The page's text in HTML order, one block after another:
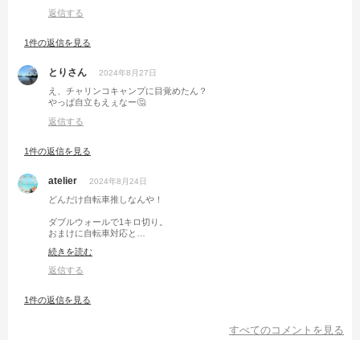
返信する
1件の返信を見る
とりさん 2024年8月27日
え、チャリンコキャンプに目覚めたん？
やっぱ自立もえぇなー🤔
返信する
1件の返信を見る
atelier 2024年8月24日
どんだけ自転車推しなんや！
ダブルウォールで1キロ切り。
おまけに自転車対応と…
続きを読む
返信する
1件の返信を見る
すべてのコメントを見る